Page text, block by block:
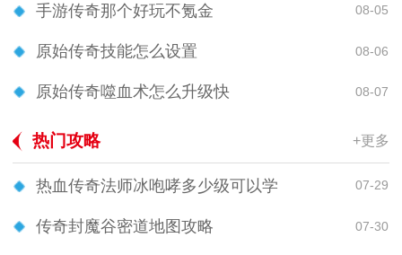
手游传奇那个好玩不氪金 08-05
原始传奇技能怎么设置 08-06
原始传奇噬血术怎么升级快 08-07
热门攻略 +更多
热血传奇法师冰咆哮多少级可以学 07-29
传奇封魔谷密道地图攻略 07-30